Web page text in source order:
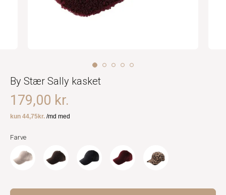
By Stær Sally kasket
179,00 kr.
Farve